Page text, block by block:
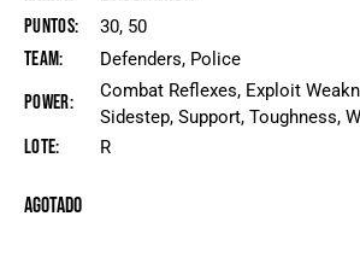
Puntos 30, 50
Team Defenders, Police
Power
Combat Reflexes, Exploit
Sidestep, Support, Toughness,
Lote R
Agotado